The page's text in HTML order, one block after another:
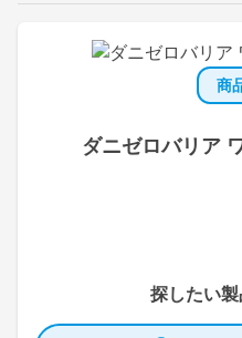
商
ダニゼロバリア
探したい